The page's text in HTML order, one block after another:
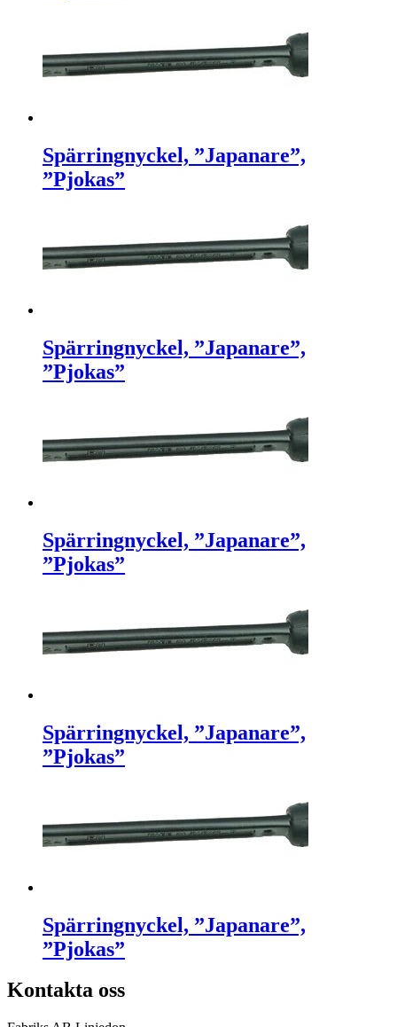
Spärringnyckel, ”Japanare”,
”Pjokas”
Spärringnyckel, ”Japanare”,
”Pjokas”
Spärringnyckel, ”Japanare”,
”Pjokas”
Spärringnyckel, ”Japanare”,
”Pjokas”
Spärringnyckel, ”Japanare”,
”Pjokas”
Kontakta oss